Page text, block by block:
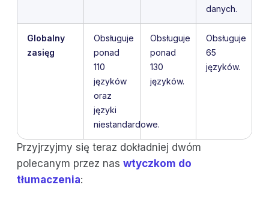
danych.
Globalny
zasięg
Obsługuje
ponad
110
języków
oraz
języki
niestandardowe.
Obsługuje
ponad
130
języków.
Obsługuje
65
języków.
Przyjrzyjmy się teraz dokładniej dwóm
polecanym przez nas wtyczkom do
tłumaczenia: